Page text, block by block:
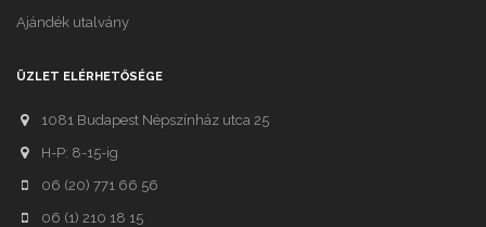
Ajándék utalvány
ÜZLET ELÉRHETŐSÉGE
1081 Budapest Népszínház utca 25
H-P: 8-15-ig
06 (20) 771 66 56
06 (1) 210 18 15